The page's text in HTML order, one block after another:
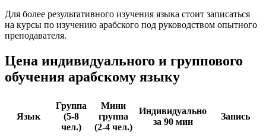
Для более результативного изучения языка стоит записаться
на курсы по изучению арабского под руководством опытного
преподавателя.
Цена индивидуального и группового
обучения арабскому языку
Язык
Группа
(5-8
чел.)
Мини
группа
(2-4 чел.)
Индивидуально
за 90 мин
Запись